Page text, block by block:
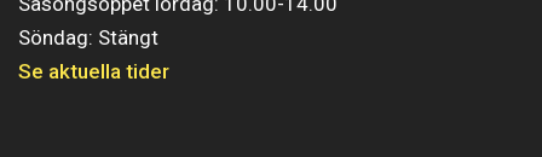
Söndag: Stängt
Se aktuella tider